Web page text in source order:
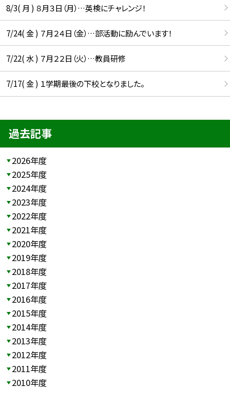
8/3( 月 ) ８月３日（月）…英検にチャレンジ！
7/24( 金 ) ７月２４日（金）…部活動に励んでいます！
7/22( 水 ) ７月２２日（火）…教員研修
7/17( 金 ) １学期最後の下校となりました。
過去記事
2026年度
2025年度
2024年度
2023年度
2022年度
2021年度
2020年度
2019年度
2018年度
2017年度
2016年度
2015年度
2014年度
2013年度
2012年度
2011年度
2010年度